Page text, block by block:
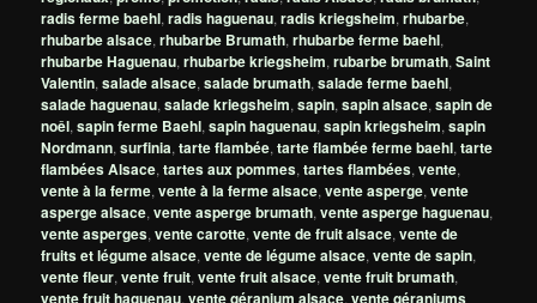
radis ferme baehl,radis haguenau,radis kriegsheim,rhubarbe,
rhubarbe alsace,rhubarbe Brumath,rhubarbe ferme baehl,
rhubarbe Haguenau,rhubarbe kriegsheim,rubarbe brumath,Saint
Valentin,salade alsace,salade brumath,salade ferme baehl,
salade haguenau,salade kriegsheim,sapin,sapin alsace,sapin de
noêl,sapin ferme Baehl,sapin haguenau,sapin kriegsheim,sapin
Nordmann,surfinia,tarte flambée,tarte flambée ferme baehl,tarte
flambées Alsace,tartes aux pommes,tartes flambées,vente,
vente à la ferme,vente à la ferme alsace,vente asperge,vente
asperge alsace,vente asperge brumath,vente asperge haguenau,
vente asperges,vente carotte,vente de fruit alsace,vente de
fruits et légume alsace,vente de légume alsace,vente de sapin,
vente fleur,vente fruit,vente fruit alsace,vente fruit brumath,
vente fruit haguenau,vente géranium alsace,vente géraniums